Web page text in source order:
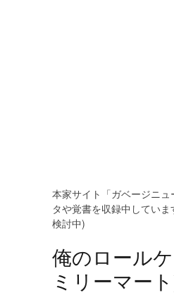
本家サイト「ガベージニ
タや覚書を収録中してい
検討中)
俺のロール
ミリーマー